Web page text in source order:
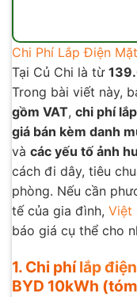
Chi Phí Lắp Điện
Tại Củ Chi là từ
Trong bài viết này,
gồm VAT, chi phí
giá bán kèm danh
và các yếu tố ảnh
cách đi dây, tiêu
phòng. Nếu cần
tế của gia đình, Việt
báo giá cụ thể cho
1. Chi phílắp
BYD 10kWh